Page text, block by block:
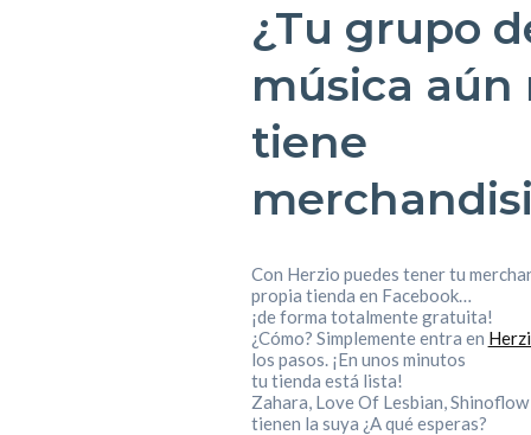
¿Tu grupo
música aún
tiene
Con Herzio puedes tener tu
propia tienda en Facebook…
¡de forma totalmente gratuita!
¿Cómo? Simplemente entra en
los pasos. ¡En unos minutos
tu tienda está lista!
Zahara, Love Of Lesbian,
tienen la suya ¿A qué esperas?